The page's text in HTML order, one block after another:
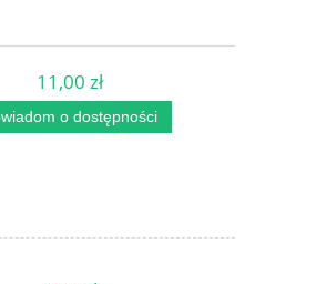
11,00 zł
o dostępności